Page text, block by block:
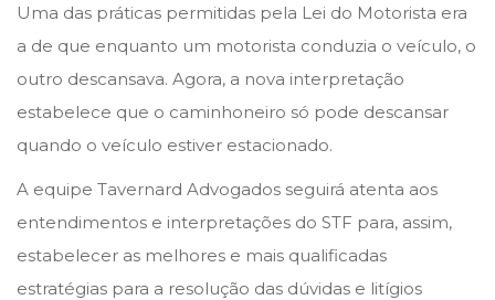
Uma das práticas permitidas pela Lei do Motorista era
a de que enquanto um motorista conduzia o veículo, o
outro descansava. Agora, a nova interpretação
estabelece que o caminhoneiro só pode descansar
quando o veículo estiver estacionado.
A equipe Tavernard Advogados seguirá atenta aos
entendimentos e interpretações do STF para, assim,
estabelecer as melhores e mais qualificadas
estratégias para a resolução das dúvidas e litígios